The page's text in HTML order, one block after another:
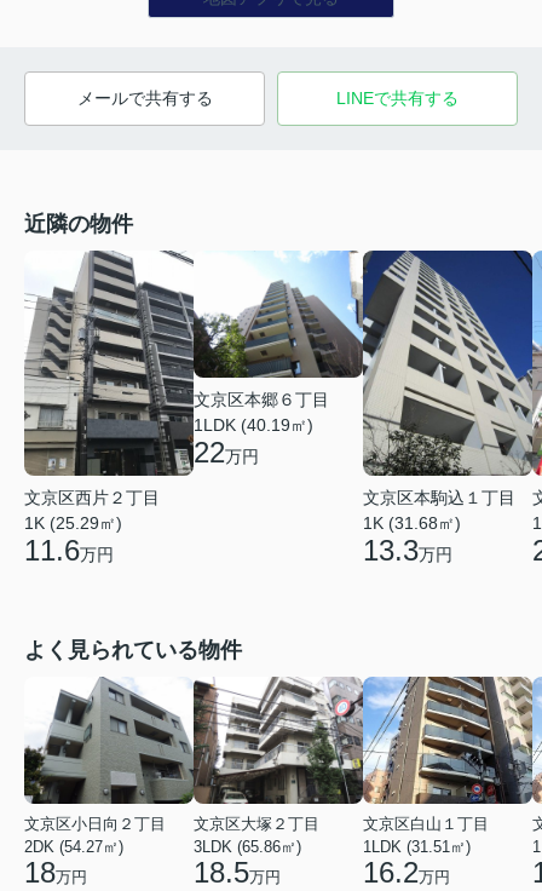
メールで共有する LINEで共有する
近隣の物件
文京区西片２丁目
1K (25.29㎡)
11.6万円
文京区本郷６丁目
1LDK (40.19㎡)
22万円
文京区本駒込１丁目
1K (31.68㎡)
13.3万円
よく見られている物件
文京区小日向２丁目
2DK (54.27㎡)
18万円
文京区大塚２丁目
3LDK (65.86㎡)
18.5万円
文京区白山１丁目
1LDK (31.51㎡)
16.2万円